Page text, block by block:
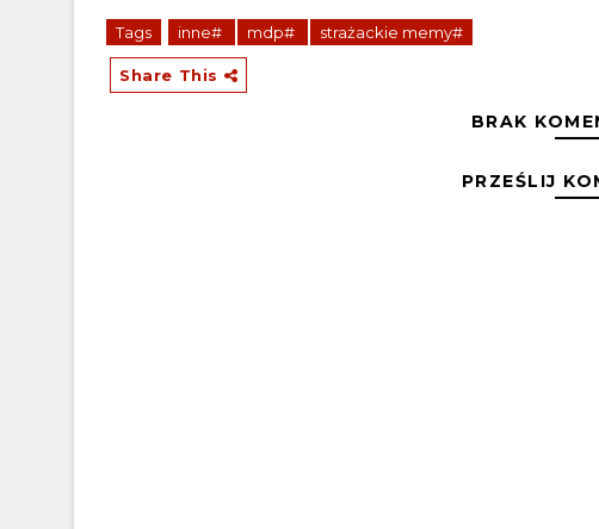
Tags inne# mdp# strażackie memy#
Share This
BRAK
PRZEŚLIJ